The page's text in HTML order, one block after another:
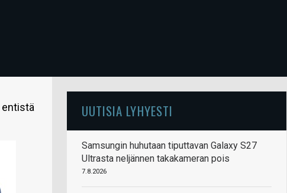
UUTISIA LYHYESTI
Samsungin huhutaan tiputtavan Galaxy S27
Ultrasta neljännen takakameran pois
7.8.2026